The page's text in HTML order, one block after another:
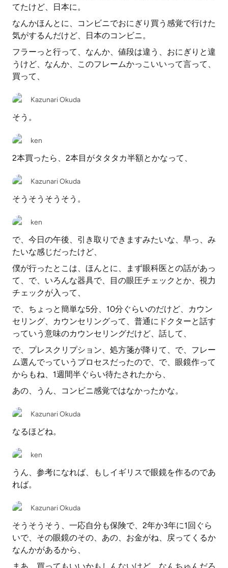
てたけど、日本に。
なんかほんとに、コンビニでおにぎり買う感覚で行けた
気がするんだけど、日本のコンビニ。
フラーっと行って、なんか、値段は違う、おにぎりと違
うけど、なんか、このフレームかっこいいって言って、
買って、
Kazunari Okuda
そう。
ken
2本買ったら、2本目がタタタカ半額とかなって、
Kazunari Okuda
そうそうそうそう。
ken
で、今日の午後、引き取りできますみたいな、早っ、み
たいな感じだったけど、
僕が行ったとこは、ほんとに、まず眼科医との話があっ
て、で、いろんな器具で、目の眼圧チェックとか、視力
チェックが入って、
で、ちょっと簡単な5分、10分ぐらいのだけど、カウン
セリング、カウンセリングって、普通にドクターと話す
っていう意味のカウンセリングだけど、話して、
で、プレスクリプション、処方箋が降りて、で、フレー
ム選んでっていうプロセスだったので、で、眼鏡作って
からもね、1週間半ぐらい待たされたから、
あの、うん、コンビニ感覚ではなかったかな。
Kazunari Okuda
なるほどね。
ken
うん、参考になれば、もしイギリスで眼鏡を作るのであ
れば。
Kazunari Okuda
そうそうそう、一応自分も保険で、2年か3年に1回ぐら
いで、その眼鏡のその、あの、お金がね、戻ってくるか
なんかがあるから、